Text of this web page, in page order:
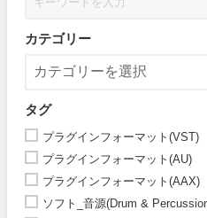
カテゴリー
タグ
プラグインフォーマット(VST)
プラグインフォーマット(AU)
プラグインフォーマット(AAX)
ソフト_音源(Drum &